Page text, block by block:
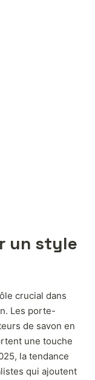
un style
crucial dans
Les porte-
de savon en
une touche
la tendance
qui ajoutent